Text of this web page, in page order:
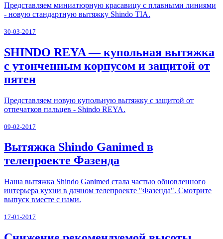
Представляем миниатюрную красавицу с плавными линиями
- новую стандартную вытяжку Shindo TIA.
30-03-2017
SHINDO REYA — купольная вытяжка
с утонченным корпусом и защитой от
пятен
Представляем новую купольную вытяжку с защитой от
отпечатков пальцев - Shindo REYA.
09-02-2017
Вытяжка Shindo Ganimed в
телепроекте Фазенда
Наша вытяжка Shindo Ganimed стала частью обновленного
интерьера кухни в дачном телепроекте "Фазенда". Смотрите
выпуск вместе с нами.
17-01-2017